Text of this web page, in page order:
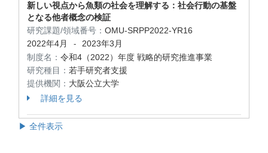
新しい視点から魚類の社会を理解する：社会行動の基盤
となる他者概念の検証
研究課題/領域番号： OMU-SRPP2022-YR16
2022年4月
-
2023年3月
制度名： 令和4（2022）年度 戦略的研究推進事業
研究種目： 若手研究者支援
提供機関： 大阪公立大学
詳細を見る
▶ 全件表示